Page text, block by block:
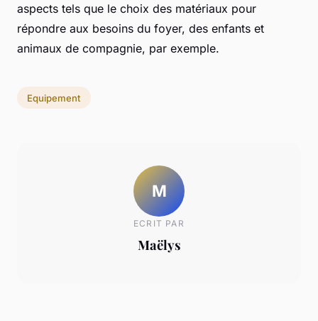
aspects tels que le choix des matériaux pour
répondre aux besoins du foyer, des enfants et
animaux de compagnie, par exemple.
Equipement
M
ECRIT PAR
Maëlys